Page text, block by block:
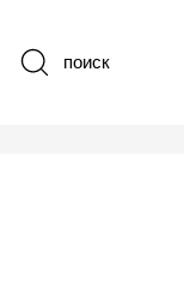
поиск